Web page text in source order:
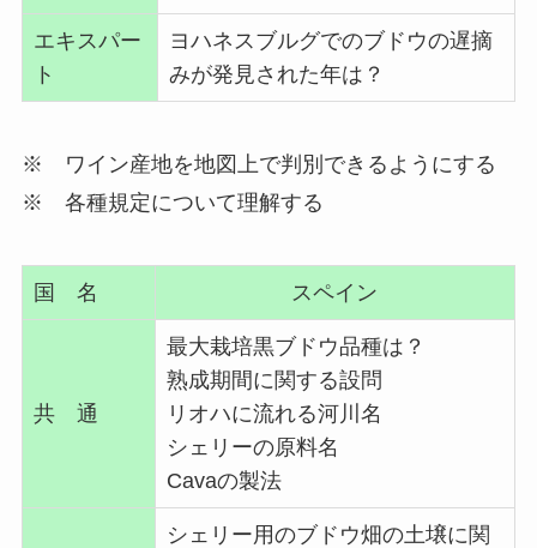
エキスパー
ト
ヨハネスブルグでのブドウの遅摘
みが発見された年は？
※ ワイン産地を地図上で判別できるようにする
※ 各種規定について理解する
国 名 スペイン
共 通
最大栽培黒ブドウ品種は？
熟成期間に関する設問
リオハに流れる河川名
シェリーの原料名
Cavaの製法
シェリー用のブドウ畑の土壌に関